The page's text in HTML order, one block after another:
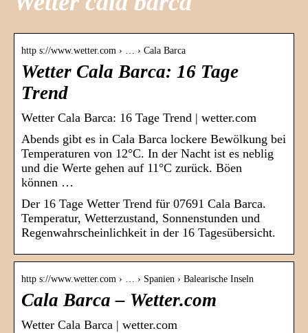
http s://www.wetter.com › … › Cala Barca
Wetter Cala Barca: 16 Tage
Trend
Wetter Cala Barca: 16 Tage Trend | wetter.com
Abends gibt es in Cala Barca lockere Bewölkung bei
Temperaturen von 12°C. In der Nacht ist es neblig
und die Werte gehen auf 11°C zurück. Böen
können …
Der 16 Tage Wetter Trend für 07691 Cala Barca.
Temperatur, Wetterzustand, Sonnenstunden und
Regenwahrscheinlichkeit in der 16 Tagesübersicht.
http s://www.wetter.com › … › Spanien › Balearische Inseln
Cala Barca – Wetter.com
Wetter Cala Barca | wetter.com